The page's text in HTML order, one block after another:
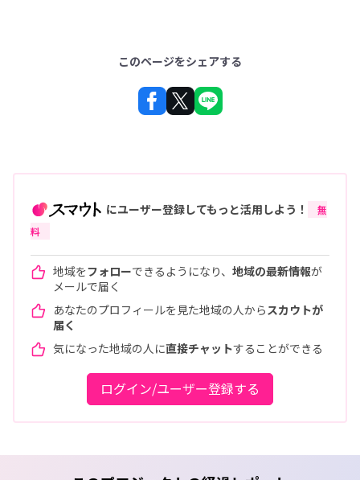
このページをシェアする
にユーザー登録してもっと活用しよう！
無
料
地域をフォローできるようになり、 地域の最新情報が
メールで届く
あなたのプロフィールを見た地域の人から スカウトが
届く
気になった地域の人に直接チャットすることができる
ログイン/ユーザー登録する